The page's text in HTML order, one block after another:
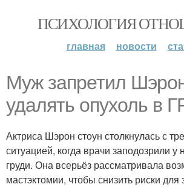
ПСИХОЛОГИЯ
главная новости
Муж запретил
удалять опухоль в
Актриса Шэрон стоун столкнулась с
ситуацией, когда врачи заподозрили у
груди. Она всерьёз рассматривала
мастэктомии, чтобы снизить риски для